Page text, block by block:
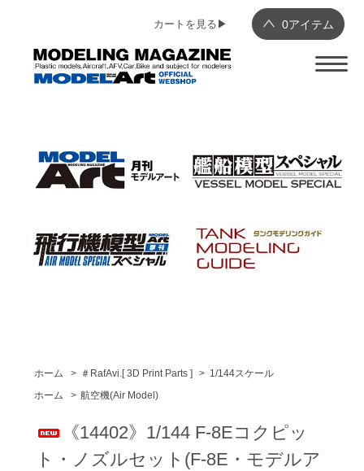
0アイテム
カートを見る▶︎
ホーム > ＃RafAvi.[ 3D Print Parts ] > 1/144スケール
ホーム
> 航空機(Air Model)
《14402》1/144 F-8Eコクピッ
ト・ノズルセット(F-8E・モデルア